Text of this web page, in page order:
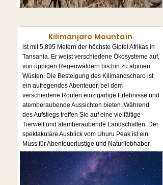
Kilimanjaro Mountain
ist mit 5.895 Metern der höchste Gipfel Afrikas in
Tansania. Er weist verschiedene Ökosysteme auf,
von üppigen Regenwäldern bis hin zu alpinen
Wüsten. Die Besteigung des Kilimandscharo ist
ein aufregendes Abenteuer, bei dem
verschiedene Routen einzigartige Erlebnisse und
atemberaubende Aussichten bieten. Während
des Aufstiegs treffen Sie auf eine vielfältige
Tierwelt und atemberaubende Landschaften. Der
spektakuläre Ausblick vom Uhuru Peak ist ein
Muss für Abenteuerlustige und Naturliebhaber.